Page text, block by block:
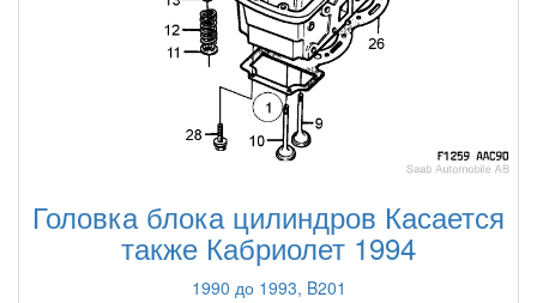
Головка блока цилиндров Касается
также Кабриолет 1994
1990 до 1993, B201